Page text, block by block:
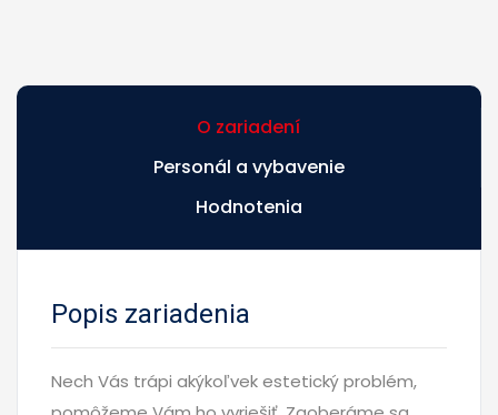
O zariadení
Personál a vybavenie
Hodnotenia
Popis zariadenia
Nech Vás trápi akýkoľvek estetický problém,